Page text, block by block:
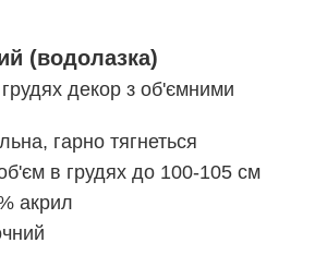
(водолазка)
декор з об'ємними
гарно тягнеться
в грудях до 100-105 см
акрил